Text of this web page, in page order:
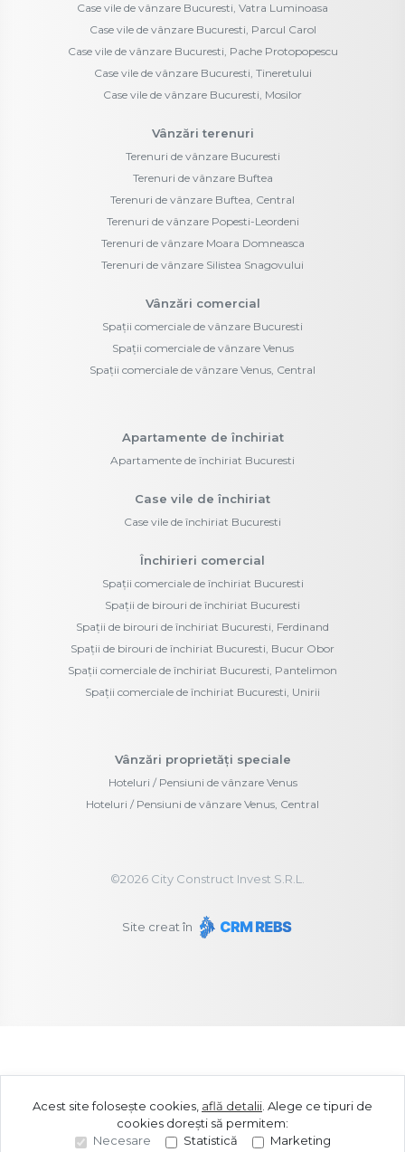
Case vile de vânzare Bucuresti, Vatra Luminoasa
Case vile de vânzare Bucuresti, Parcul Carol
Case vile de vânzare Bucuresti, Pache Protopopescu
Case vile de vânzare Bucuresti, Tineretului
Case vile de vânzare Bucuresti, Mosilor
Vânzări terenuri
Terenuri de vânzare Bucuresti
Terenuri de vânzare Buftea
Terenuri de vânzare Buftea, Central
Terenuri de vânzare Popesti-Leordeni
Terenuri de vânzare Moara Domneasca
Terenuri de vânzare Silistea Snagovului
Vânzări comercial
Spații comerciale de vânzare Bucuresti
Spații comerciale de vânzare Venus
Spații comerciale de vânzare Venus, Central
Apartamente de închiriat
Apartamente de închiriat Bucuresti
Case vile de închiriat
Case vile de închiriat Bucuresti
Închirieri comercial
Spații comerciale de închiriat Bucuresti
Spații de birouri de închiriat Bucuresti
Spații de birouri de închiriat Bucuresti, Ferdinand
Spații de birouri de închiriat Bucuresti, Bucur Obor
Spații comerciale de închiriat Bucuresti, Pantelimon
Spații comerciale de închiriat Bucuresti, Unirii
Vânzări proprietăți speciale
Hoteluri / Pensiuni de vânzare Venus
Hoteluri / Pensiuni de vânzare Venus, Central
©2026City Construct Invest S.R.L.
Site creat în
Acest site folosește cookies, află detalii Alege ce tipuri de
cookies dorești să permitem:
Necesare
Statistică Marketing